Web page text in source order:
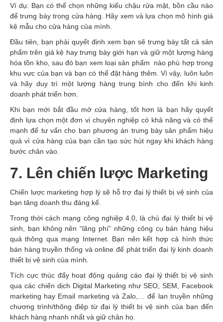
Ví dụ: Bạn có thể chọn những kiểu chậu rửa mặt, bồn cầu nào
để trưng bày trong cửa hàng. Hãy xem và lựa chọn mô hình giá
kệ mẫu cho cửa hàng của mình.
Đầu tiên, bạn phải quyết định xem bạn sẽ trưng bày tất cả sản
phẩm trên giá kệ hay trưng bày giới hạn và giữ một lượng hàng
hóa tồn kho, sau đó bạn xem loại sản phẩm nào phù hợp trong
khu vực của bạn và bạn có thể đặt hàng thêm. Vì vậy, luôn luôn
và hãy duy trì một lượng hàng trung bình cho đến khi kinh
doanh phát triển hơn.
Khi bạn mới bắt đầu mở cửa hàng, tốt hơn là bạn hãy quyết
định lựa chọn một đơn vị chuyên nghiệp có khả năng và có thế
mạnh để tư vấn cho bạn phương án trưng bày sản phẩm hiệu
quả vì cửa hàng của bạn cần tạo sức hút ngay khi khách hàng
bước chân vào.
7. Lên chiến lược Marketing
Chiến lược marketing hợp lý sẽ hỗ trợ đại lý thiết bị vệ sinh của
bạn tăng doanh thu đáng kể.
Trong thời cách mạng công nghiệp 4.0, là chủ đại lý thiết bị vệ
sinh, bạn không nên “lãng phí” những công cụ bán hàng hiệu
quả thông qua mạng Internet. Bạn nên kết hợp cả hình thức
bán hàng truyền thống và online để phát triển đại lý kinh doanh
thiết bị vệ sinh của mình.
Tích cực thúc đẩy hoạt động quảng cáo đại lý thiết bị vệ sinh
qua các chiến dịch Digital Marketing như SEO, SEM, Facebook
marketing hay Email marketing và Zalo,… để lan truyền những
chương trình/thông điệp từ đại lý thiết bị vệ sinh của bạn đến
khách hàng nhanh nhất và giữ chân họ.